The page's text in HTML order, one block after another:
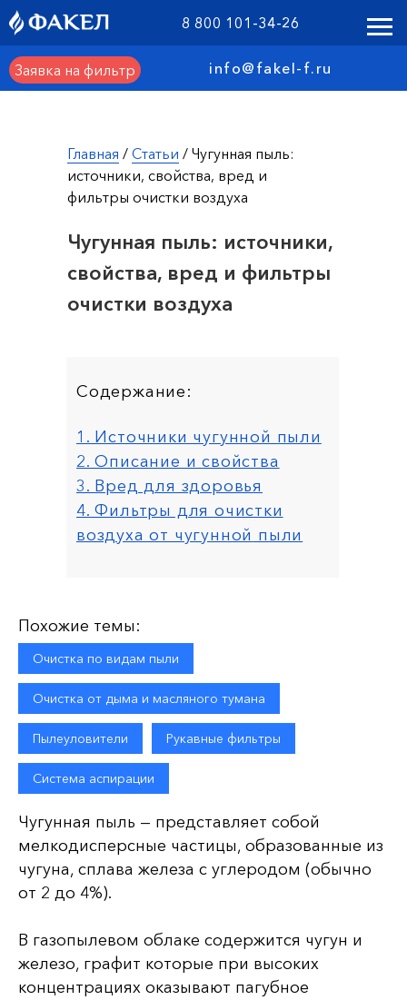
8 800 101-34-26
Заявка на фильтр info@fakel-f.ru
Главная / Статьи / Чугунная пыль:
источники, свойства, вред и
фильтры очистки воздуха
Чугунная пыль: источники,
свойства, вред и фильтры
очистки воздуха
Содержание:
1. Источники чугунной пыли
2. Описание и свойства
3. Вред для здоровья
4. Фильтры для очистки
воздуха от чугунной пыли
Похожие темы:
Очистка по видам пыли
Очистка от дыма и масляного тумана
Пылеуловители Рукавные фильтры
Система аспирации
Чугунная пыль — представляет собой
мелкодисперсные частицы, образованные из
чугуна, сплава железа с углеродом (обычно
от 2 до 4%).
В газопылевом облаке содержится чугун и
железо, графит которые при высоких
концентрациях оказывают пагубное